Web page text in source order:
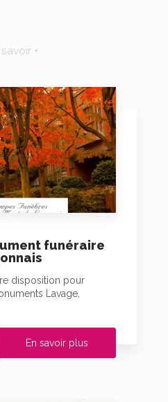
+
funéraire
disposition pour
Lavage,
En savoir plus